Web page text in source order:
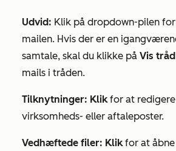
Udvid: Klik på dropdown-pilen for
mailen. Hvis der er en
samtale, skal du klikke på Vis
mails i tråden.
Tilknytninger: Klikfor at
virksomheds- eller aftaleposter.
Vedhæftede filer: Klikfor at